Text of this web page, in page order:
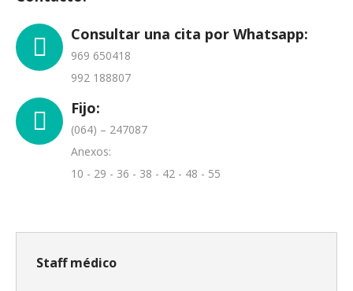
Consultar una cita por Whatsapp:
969 650418
992 188807
Fijo:
(064) – 247087
Anexos:
10 - 29 - 36 - 38 - 42 - 48 - 55
Staff médico